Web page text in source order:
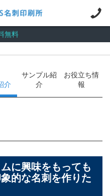
無料
介
サンプル紹
介
お役立ち情
報
に興味をもっても
的な名刺を作りた